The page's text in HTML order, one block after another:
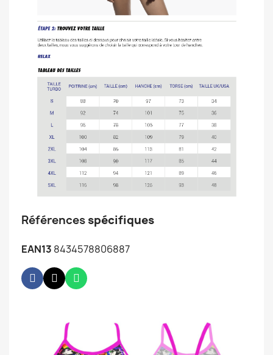
Références spécifiques
EAN13 8434578806887